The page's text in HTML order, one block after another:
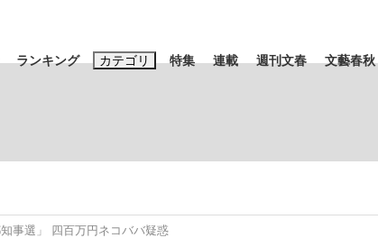
ランキング カテゴリ 特集 連載 週刊文春 文藝春秋
#藤田晋 #三山凌輝 #高市早苗 #後藤真希 #森岡
事選」 四百万円ネコババ疑惑